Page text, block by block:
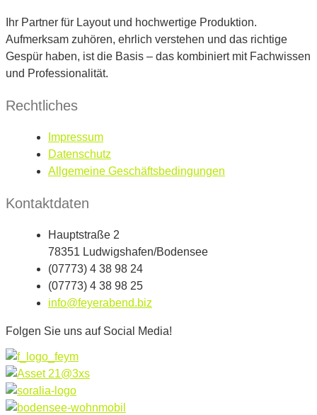
Ihr Partner für Layout und hochwertige Produktion.
Aufmerksam zuhören, ehrlich verstehen und das richtige
Gespür haben, ist die Basis – das kombiniert mit Fachwissen
und Professionalität.
Rechtliches
Impressum
Datenschutz
Allgemeine Geschäftsbedingungen
Kontaktdaten
Hauptstraße 2
78351 Ludwigshafen/Bodensee
(07773) 4 38 98 24
(07773) 4 38 98 25
info@feyerabend.biz
Folgen Sie uns auf Social Media!